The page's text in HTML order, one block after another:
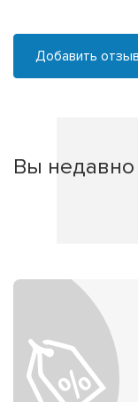
Добавить отзыв
Вы недавно